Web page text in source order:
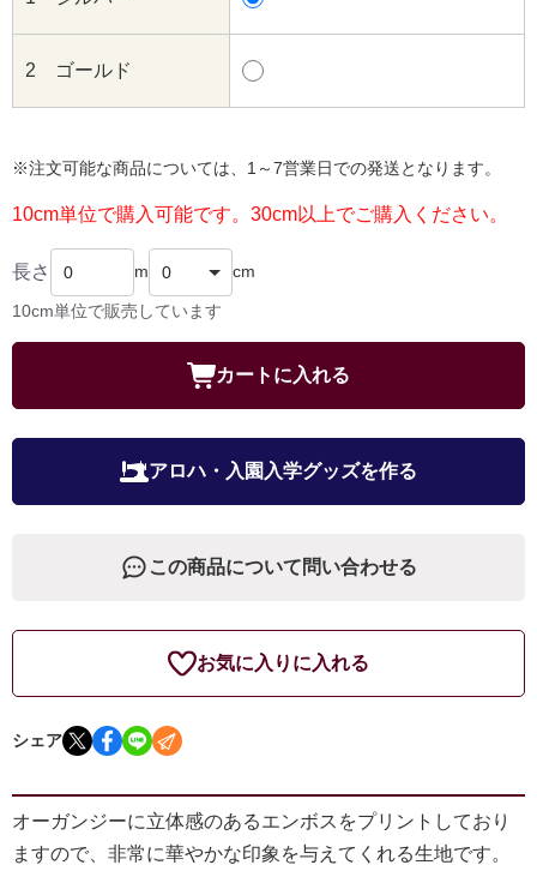
2 ゴールド
※注文可能な商品については、1～7営業日での発送となります。
10cm単位で購入可能です。30cm以上でご購入ください。
長さ m cm
10cm単位で販売しています
カートに入れる
アロハ・入園入学グッズを作る
この商品について問い合わせる
お気に入りに入れる
シェア
オーガンジーに立体感のあるエンボスをプリントしており
ますので、非常に華やかな印象を与えてくれる生地です。